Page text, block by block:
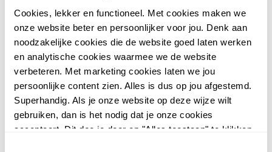
Cookies, lekker en functioneel. Met cookies maken we
onze website beter en persoonlijker voor jou. Denk aan
noodzakelijke cookies die de website goed laten werken
en analytische cookies waarmee we de website
verbeteren. Met marketing cookies laten we jou
persoonlijke content zien. Alles is dus op jou afgestemd.
Superhandig. Als je onze website op deze wijze wilt
gebruiken, dan is het nodig dat je onze cookies
accepteert. Dit doe je door op "Alles toestaan" te klikken.